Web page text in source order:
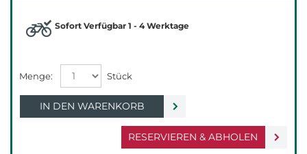
RESERVIEREN & ABHOLEN
Sofort Verfügbar 1 - 4 Werktage
IN DEN WARENKORB